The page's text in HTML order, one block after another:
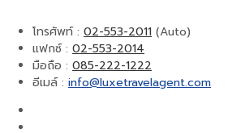
โทรศัพท์ : 02-553-2011 (Auto)
แฟกซ์ : 02-553-2014
มือถือ : 085-222-1222
อีเมล์ : info@luxetravelagent.com